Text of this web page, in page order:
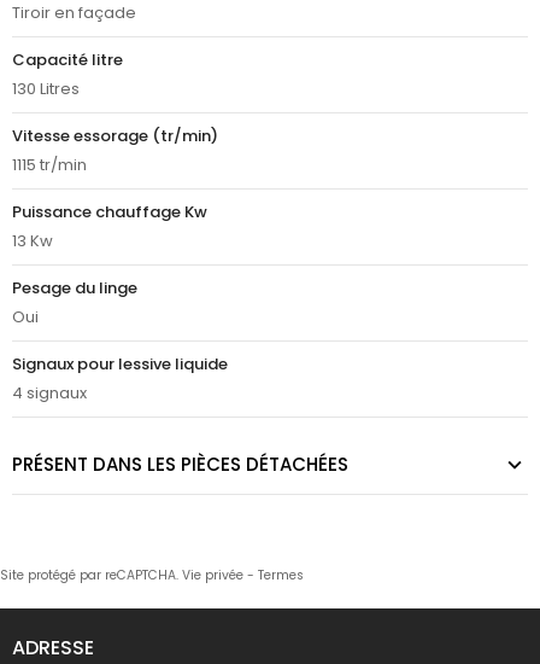
Tiroir en façade
Capacité litre
130 Litres
Vitesse essorage (tr/min)
1115 tr/min
Puissance chauffage Kw
13 Kw
Pesage du linge
Oui
Signaux pour lessive liquide
4 signaux
PRÉSENT DANS LES PIÈCES DÉTACHÉES
Site protégé par reCAPTCHA. Vie privée - Termes
ADRESSE